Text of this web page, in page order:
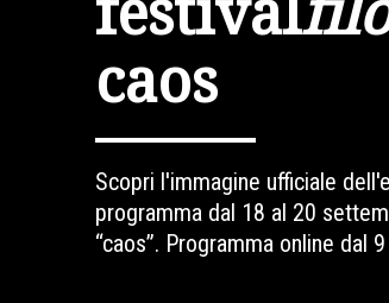
caos
Scopri l'immagine ufficiale
programma dal 18 al 20
“caos”. Programma online dal